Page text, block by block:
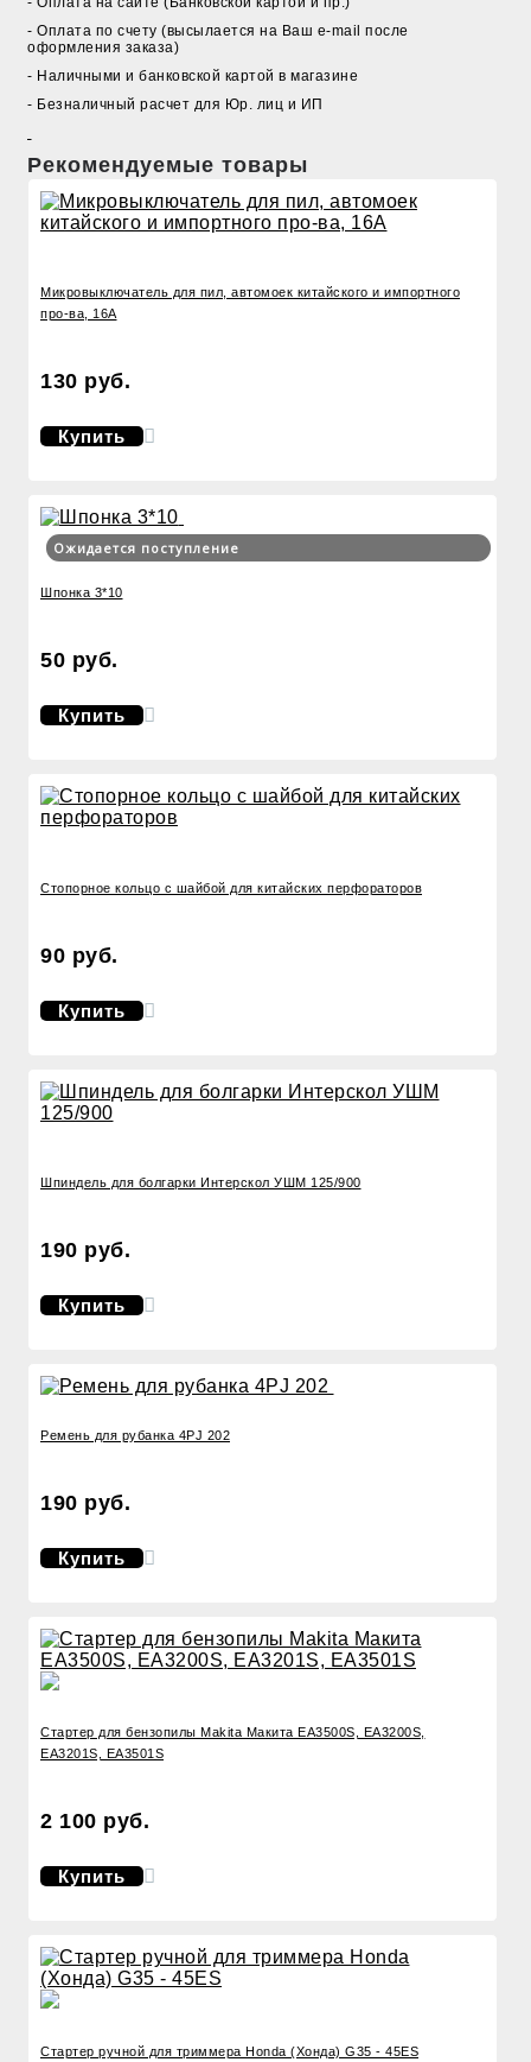
- Оплата по счету (высылается на Ваш e-mail после
оформления заказа)
- Наличными и банковской картой в магазине
- Безналичный расчет для Юр. лиц и ИП
Рекомендуемые товары
Микровыключатель для пил, автомоек китайского и импортного
про-ва, 16A
130 руб.
Купить
Ожидается поступление
Шпонка 3*10
50 руб.
Купить
Стопорное кольцо с шайбой для китайских перфораторов
90 руб.
Купить
Шпиндель для болгарки Интерскол УШМ 125/900
190 руб.
Купить
Ремень для рубанка 4PJ 202
190 руб.
Купить
Стартер для бензопилы Makita Макита EA3500S, EA3200S,
EA3201S, EA3501S
2 100 руб.
Купить
Стартер ручной для триммера Honda (Хонда) G35 - 45ES